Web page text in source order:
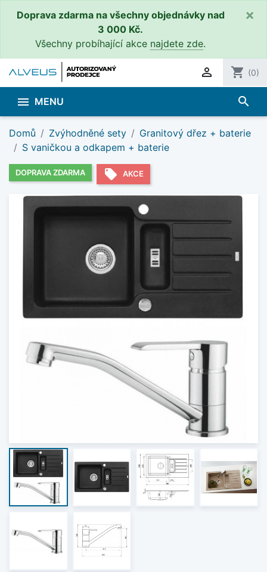
Doprava zdarma na všechny objednávky nad
3 000 Kč.
Všechny probíhající akce najdete zde.
×
 shopping_cart (0)
 MENU search
Domů Zvýhodněné sety
Granitový dřez + baterie
S vaničkou a odkapem + baterie
DOPRAVA ZDARMA local_offer AKCE